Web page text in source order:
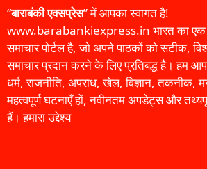
“बाराबंकी एक्सप्रेस” में आपका स्वागत है!
www.barabankiexpress.in भारत का एक
समाचार पोर्टल है, जो अपने पाठकों को सटीक,
समाचार प्रदान करने के लिए प्रतिबद्ध है। हम
धर्म, राजनीति, अपराध, खेल, विज्ञान, तकनीक,
महत्वपूर्ण घटनाएँ हों, नवीनतम अपडेट्स और
हैं। हमारा उद्देश्य